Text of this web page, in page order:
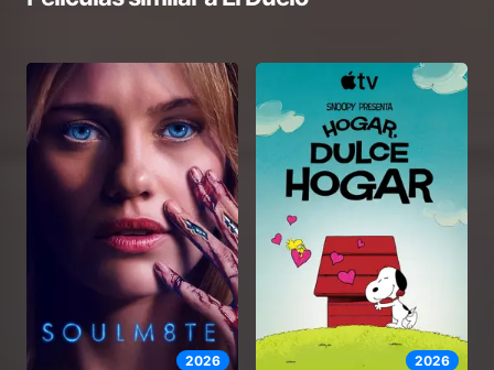
2026 2026